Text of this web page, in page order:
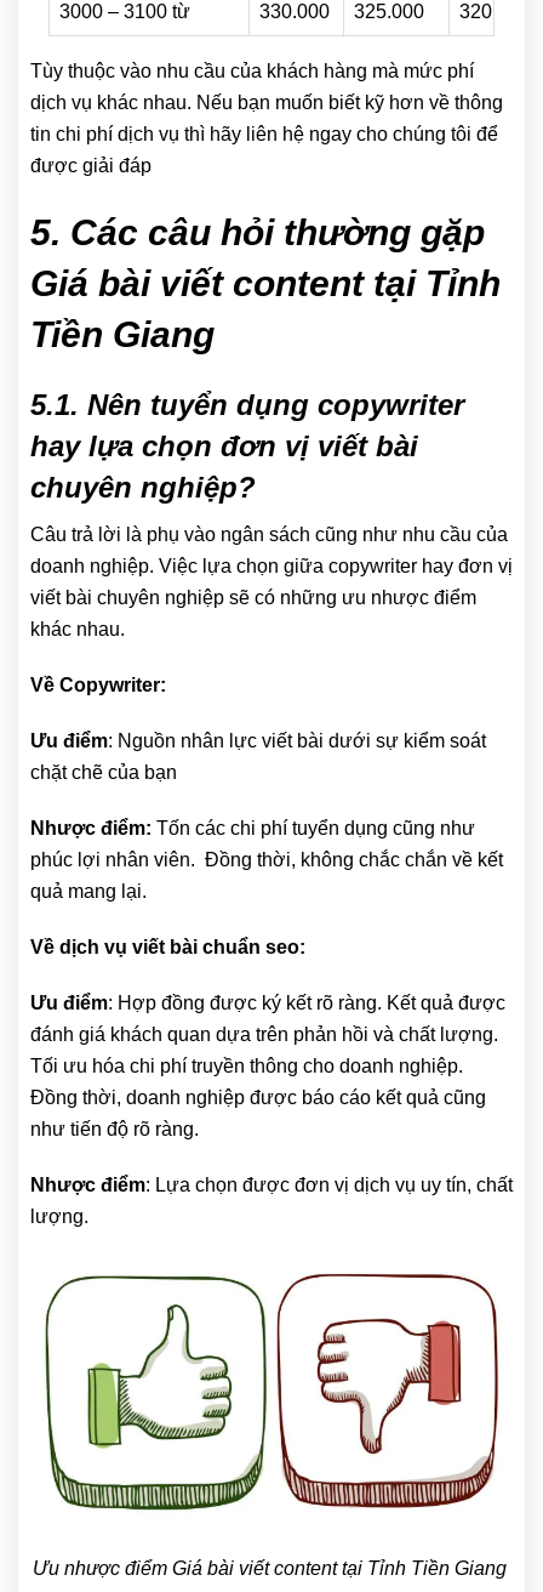
3000 – 3100 từ 330.000 325.000 320.000
Tùy thuộc vào nhu cầu của khách hàng mà mức phí
dịch vụ khác nhau. Nếu bạn muốn biết kỹ hơn về thông
tin chi phí dịch vụ thì hãy liên hệ ngay cho chúng tôi để
được giải đáp
5. Các câu hỏi thường gặp
Giá bài viết content tại Tỉnh
Tiền Giang
5.1. Nên tuyển dụng copywriter
hay lựa chọn đơn vị viết bài
chuyên nghiệp?
Câu trả lời là phụ vào ngân sách cũng như nhu cầu của
doanh nghiệp. Việc lựa chọn giữa copywriter hay đơn vị
viết bài chuyên nghiệp sẽ có những ưu nhược điểm
khác nhau.
Về Copywriter:
Ưu điểm: Nguồn nhân lực viết bài dưới sự kiểm soát
chặt chẽ của bạn
Nhược điểm: Tốn các chi phí tuyển dụng cũng như
phúc lợi nhân viên. Đồng thời, không chắc chắn về kết
quả mang lại.
Về dịch vụ viết bài chuẩn seo:
Ưu điểm: Hợp đồng được ký kết rõ ràng. Kết quả được
đánh giá khách quan dựa trên phản hồi và chất lượng.
Tối ưu hóa chi phí truyền thông cho doanh nghiệp.
Đồng thời, doanh nghiệp được báo cáo kết quả cũng
như tiến độ rõ ràng.
Nhược điểm: Lựa chọn được đơn vị dịch vụ uy tín, chất
lượng.
Ưu nhược điểm Giá bài viết content tại Tỉnh Tiền Giang